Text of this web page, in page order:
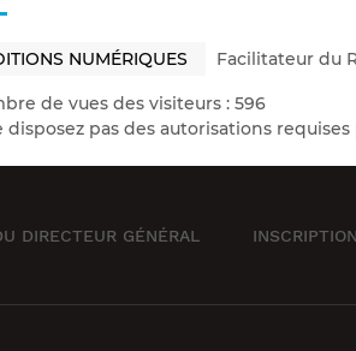
NUMÉRIQUES Facilitateur du
de vues des visiteurs : 596
disposez pas des autorisations
DIRECTEUR GÉNÉRAL INSCRIPTION